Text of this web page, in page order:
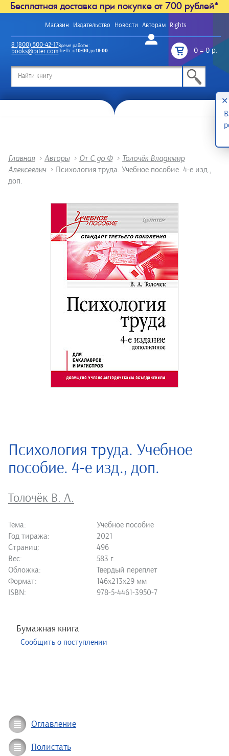
Бесплатная доставка при покупке от 700 рублей*
Магазин Издательство Новости Авторам Rights
Войти
0=0 р.
8 (800) 500-42-17
books@piter.com
Время работы:
Пн-Пт: с10:00до18:00
Главная > Авторы > От С до Ф > Толочёк Владимир
Алексеевич > Психология труда. Учебное пособие. 4-е изд.,
доп.
Психология труда. Учебное
пособие. 4-е изд., доп.
Толочёк В. А.
Тема:
Учебное пособие
Год тиража:
2021
Страниц:
496
Вес:
583 г.
Обложка:
Твердый переплет
Формат:
146х213х29 мм
ISBN:
978-5-4461-3950-7
Бумажная книга
Сообщить о поступлении
Оглавление
Полистать
✕